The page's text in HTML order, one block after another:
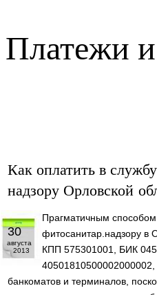
Платежи
Как оплатить в
надзору Орловской
30
августа
2013
Прагматичным
фитосанитар.надзору в
КПП 575301001, БИК
40501810500002000002,
банкоматов и терминалов,